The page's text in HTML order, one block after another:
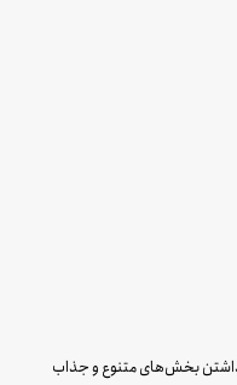
داشتن بخش‌های متنوع و جذاب